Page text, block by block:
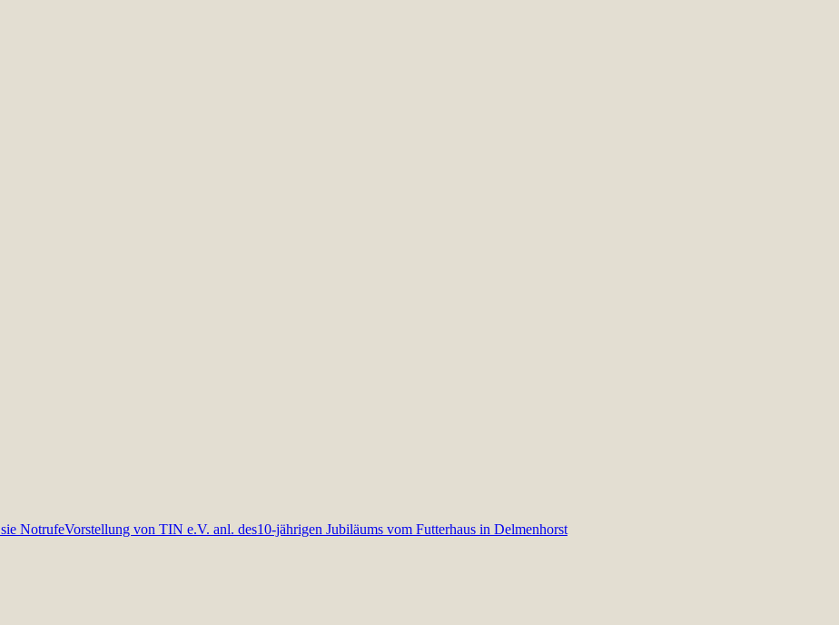
NotrufeVorstellung von TIN e.V. anl. des10-jährigen Jubiläums vom Futterhaus in Delmenhorst